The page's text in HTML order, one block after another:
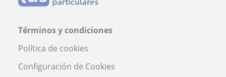
Términos y condiciones
Política de cookies
Configuración de Cookies